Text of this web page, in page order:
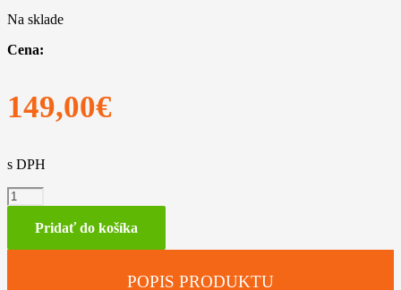
Na sklade
Cena:
149,00€
s DPH
množstvo
AHV
Pridať do košíka
POPIS PRODUKTU